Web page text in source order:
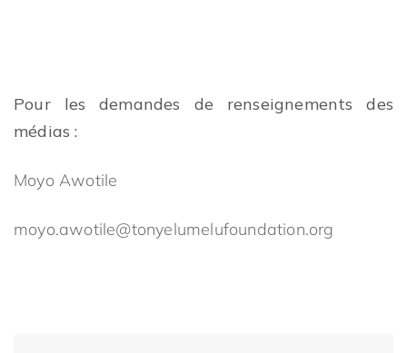
Pour les demandes de renseignements des
médias :
Moyo Awotile
moyo.awotile@tonyelumelufoundation.org